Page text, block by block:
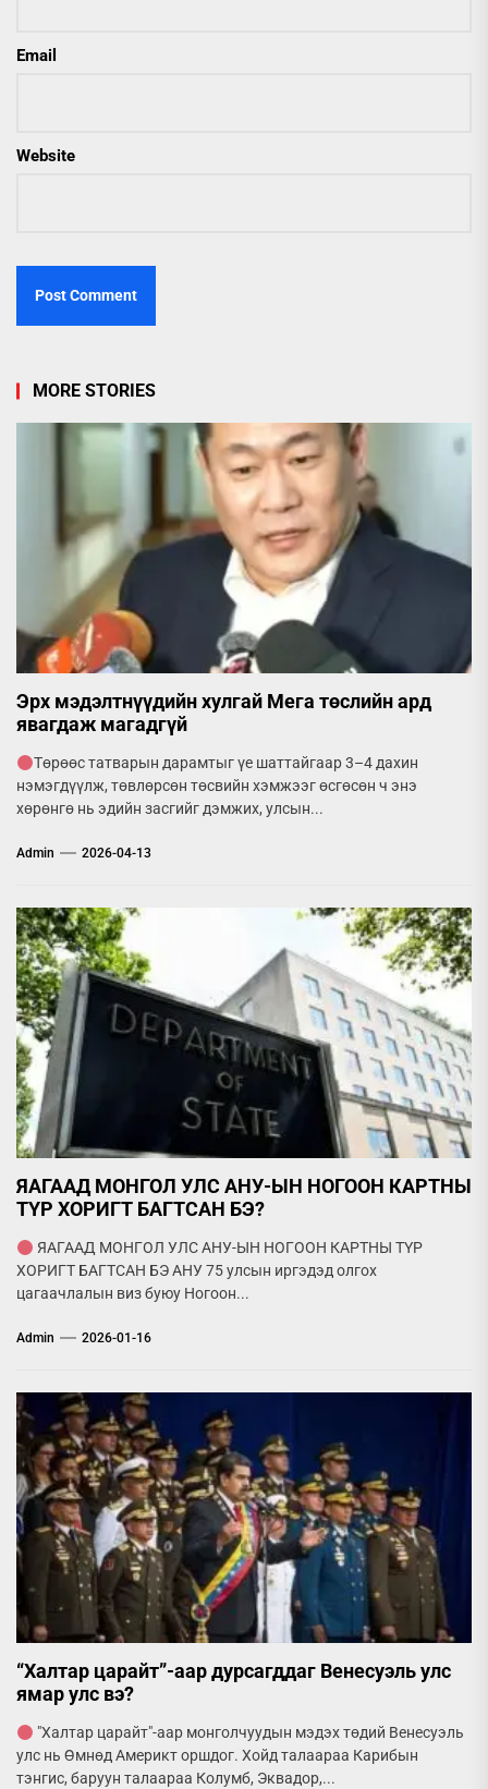
Email
Website
MORE STORIES
Эрх мэдэлтнүүдийн хулгай Мега төслийн ард
явагдаж магадгүй
Төрөөс татварын дарамтыг үе шаттайгаар 3–4 дахин
нэмэгдүүлж, төвлөрсөн төсвийн хэмжээг өсгөсөн ч энэ
хөрөнгө нь эдийн засгийг дэмжих, улсын...
Admin 2026-04-13
ЯАГААД МОНГОЛ УЛС АНУ-ЫН НОГООН КАРТНЫ
ТҮР ХОРИГТ БАГТСАН БЭ?
ЯАГААД МОНГОЛ УЛС АНУ-ЫН НОГООН КАРТНЫ ТҮР
ХОРИГТ БАГТСАН БЭ АНУ 75 улсын иргэдэд олгох
цагаачлалын виз буюу Ногоон...
Admin 2026-01-16
“Халтар царайт”-аар дурсагддаг Венесуэль улс
ямар улс вэ?
"Халтар царайт"-аар монголчуудын мэдэх төдий Венесуэль
улс нь Өмнөд Америкт оршдог. Хойд талаараа Карибын
тэнгис, баруун талаараа Колумб, Эквадор,...